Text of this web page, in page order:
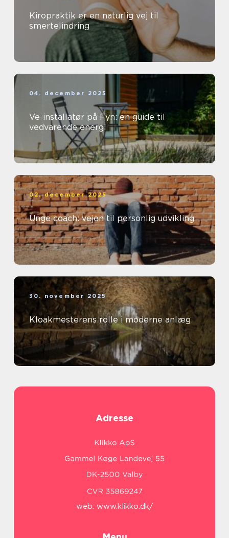
Kiropraktik er en naturlig vej til
smertelindring
04. december 2025
Ve-installatør på Fyn: en guide til
vedvarende energi
02. december 2025
Unge coach: vejen til personlig udvikling
30. november 2025
Kloakmesterens rolle i moderne anlæg
Adresse
web: www.klikko.dk/